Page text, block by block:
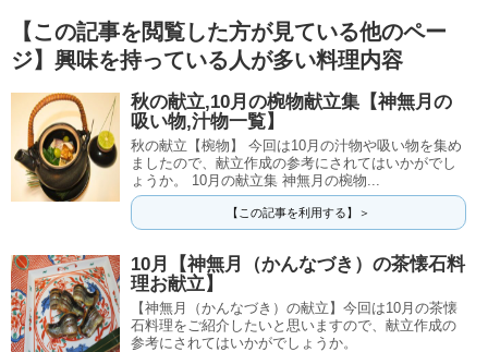
【この記事を閲覧した方が見ている他のペー
ジ】興味を持っている人が多い料理内容
秋の献立,10月の椀物献立集【神無月の
吸い物,汁物一覧】
秋の献立【椀物】 今回は10月の汁物や吸い物を集め
ましたので、献立作成の参考にされてはいかがでし
ょうか。 10月の献立集 神無月の椀物...
【この記事を利用する】＞
10月【神無月（かんなづき）の茶懐石料
理お献立】
【神無月（かんなづき）の献立】今回は10月の茶懐
石料理をご紹介したいと思いますので、献立作成の
参考にされてはいかがでしょうか。